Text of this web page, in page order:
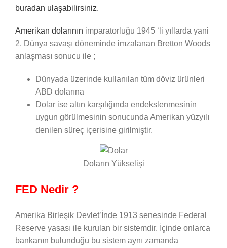
buradan ulaşabilirsiniz.
Amerikan dolarının imparatorluğu 1945 ‘li yıllarda yani
2. Dünya savaşı döneminde imzalanan Bretton Woods
anlaşması sonucu ile ;
Dünyada üzerinde kullanılan tüm döviz ürünleri
ABD dolarına
Dolar ise altın karşılığında endekslenmesinin
uygun görülmesinin sonucunda Amerikan yüzyılı
denilen süreç içerisine girilmiştir.
Doların Yükselişi
FED Nedir ?
Amerika Birleşik Devlet’İnde 1913 senesinde Federal
Reserve yasası ile kurulan bir sistemdir. İçinde onlarca
bankanın bulunduğu bu sistem aynı zamanda